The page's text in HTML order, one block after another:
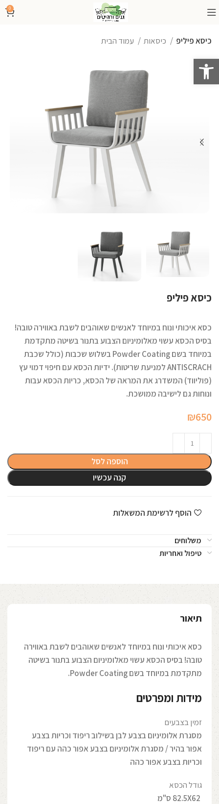
פתח סרגל נגישות
0
כיסא פיליפ
כיסא פיליפ
כסא איכותי ונוח במיוחד לאנשים שאוהבים לשבת באווירה טובה!
בסיס הכסא עשוי מאלומיניום הצבוע בתנור בשיטה מתקדמת
במיוחד בשם Powder Coating בשלוש שכבות (כולל שכבת
ANTISCRACH למניעת שריטות). ידיות הכסא עם חיפוי דמוי עץ
(פוליווד) המשדרג את המראה של הכסא, כריות הכסא עבות
ונוחות גם לישיבה ממושכת.
₪650
הוספה לסל
קנה עכשיו
הוסף לרשימת המשאלות
משלוחים
טיפול ואחריות
תיאור
כסא איכותי ונוח במיוחד לאנשים שאוהבים לשבת באווירה
טובה! בסיס הכסא עשוי מאלומיניום הצבוע בתנור בשיטה
מתקדמת במיוחד בשם Powder Coating.
מידות ומפרטים
זמין בצבעים
מסגרת אלומיניום בצבע לבן בשילוב ריפוד וכריות בצבע
אפור בהיר / מסגרת אלומיניום בצבע אפור כהה עם ריפוד
וכריות בצבע אפור כהה
גודל הכסא